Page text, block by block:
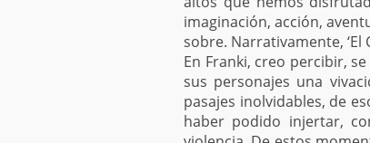
imaginación, acción,
sobre. Narrativamente,
En Franki, creo percibir,
sus personajes una
pasajes inolvidables, de
haber podido injertar,